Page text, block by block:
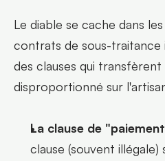
Le diable se cache dans
contrats de sous-
des clauses qui transfèrent
disproportionné sur
La clause de
clause (souvent illégale)